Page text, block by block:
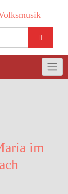
im